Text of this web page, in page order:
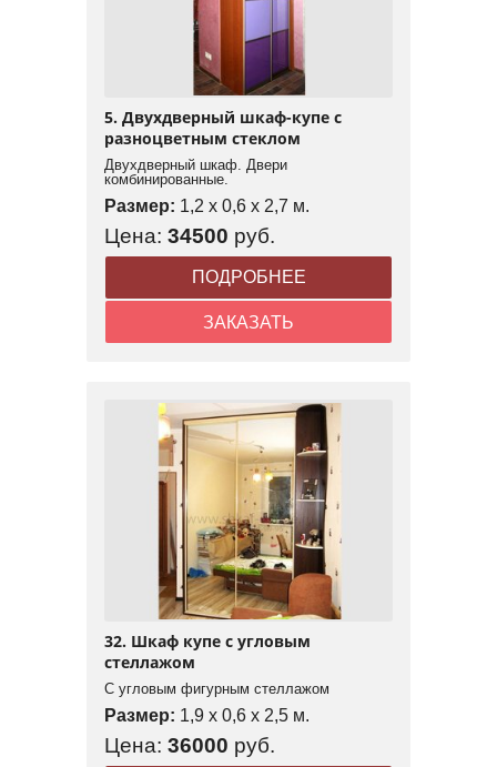
5. Двухдверный шкаф-купе с
разноцветным стеклом
Двухдверный шкаф. Двери
комбинированные.
Размер: 1,2 x 0,6 x 2,7 м.
Цена: 34500 руб.
ПОДРОБНЕЕ
ЗАКАЗАТЬ
32. Шкаф купе с угловым
стеллажом
С угловым фигурным стеллажом
Размер: 1,9 x 0,6 x 2,5 м.
Цена: 36000 руб.